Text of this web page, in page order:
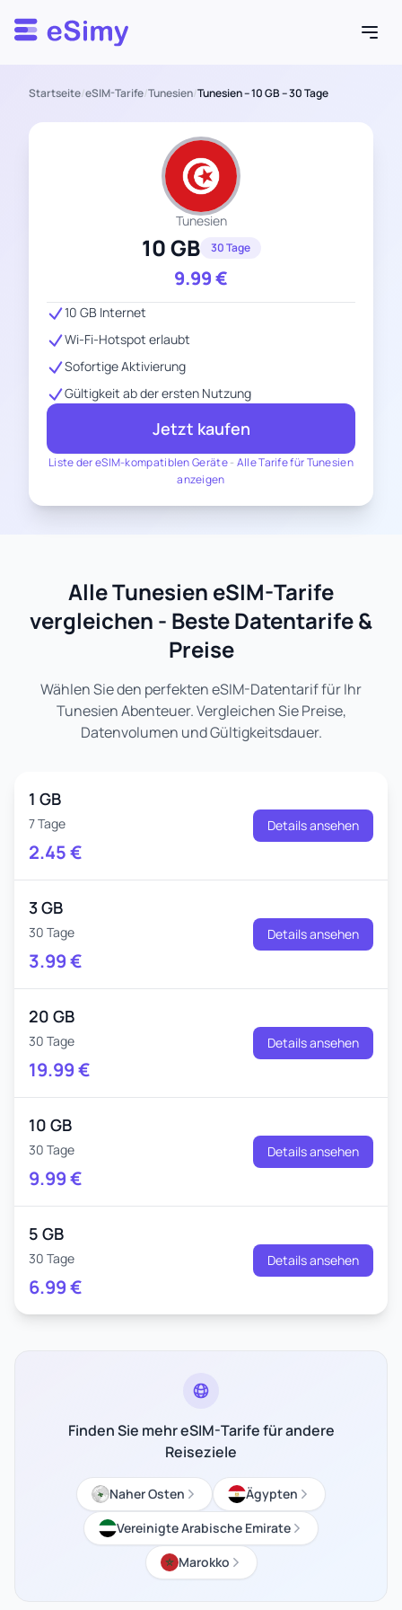
Esimy
Startseite/eSIM-Tarife/Tunesien/Tunesien – 10 GB – 30 Tage
Tunesien
10 GB 30 Tage
9.99€
Liste der eSIM-kompatiblen Geräte- Alle Tarife für Tunesien
anzeigen
10 GB Internet
Wi-Fi-Hotspot erlaubt
Sofortige Aktivierung
Gültigkeit ab der ersten Nutzung
Jetzt kaufen
Alle Tunesien eSIM-Tarife
vergleichen - Beste Datentarife &
Preise
Wählen Sie den perfekten eSIM-Datentarif für Ihr
Tunesien Abenteuer. Vergleichen Sie Preise,
Datenvolumen und Gültigkeitsdauer.
1 GB
7 Tage
2.45€
Details ansehen
3 GB
30 Tage
3.99€
Details ansehen
20 GB
30 Tage
19.99€
Details ansehen
10 GB
30 Tage
9.99€
Details ansehen
5 GB
30 Tage
6.99€
Details ansehen
Finden Sie mehr eSIM-Tarife für andere
Reiseziele
Naher Osten
Ägypten
Vereinigte Arabische Emirate
Marokko